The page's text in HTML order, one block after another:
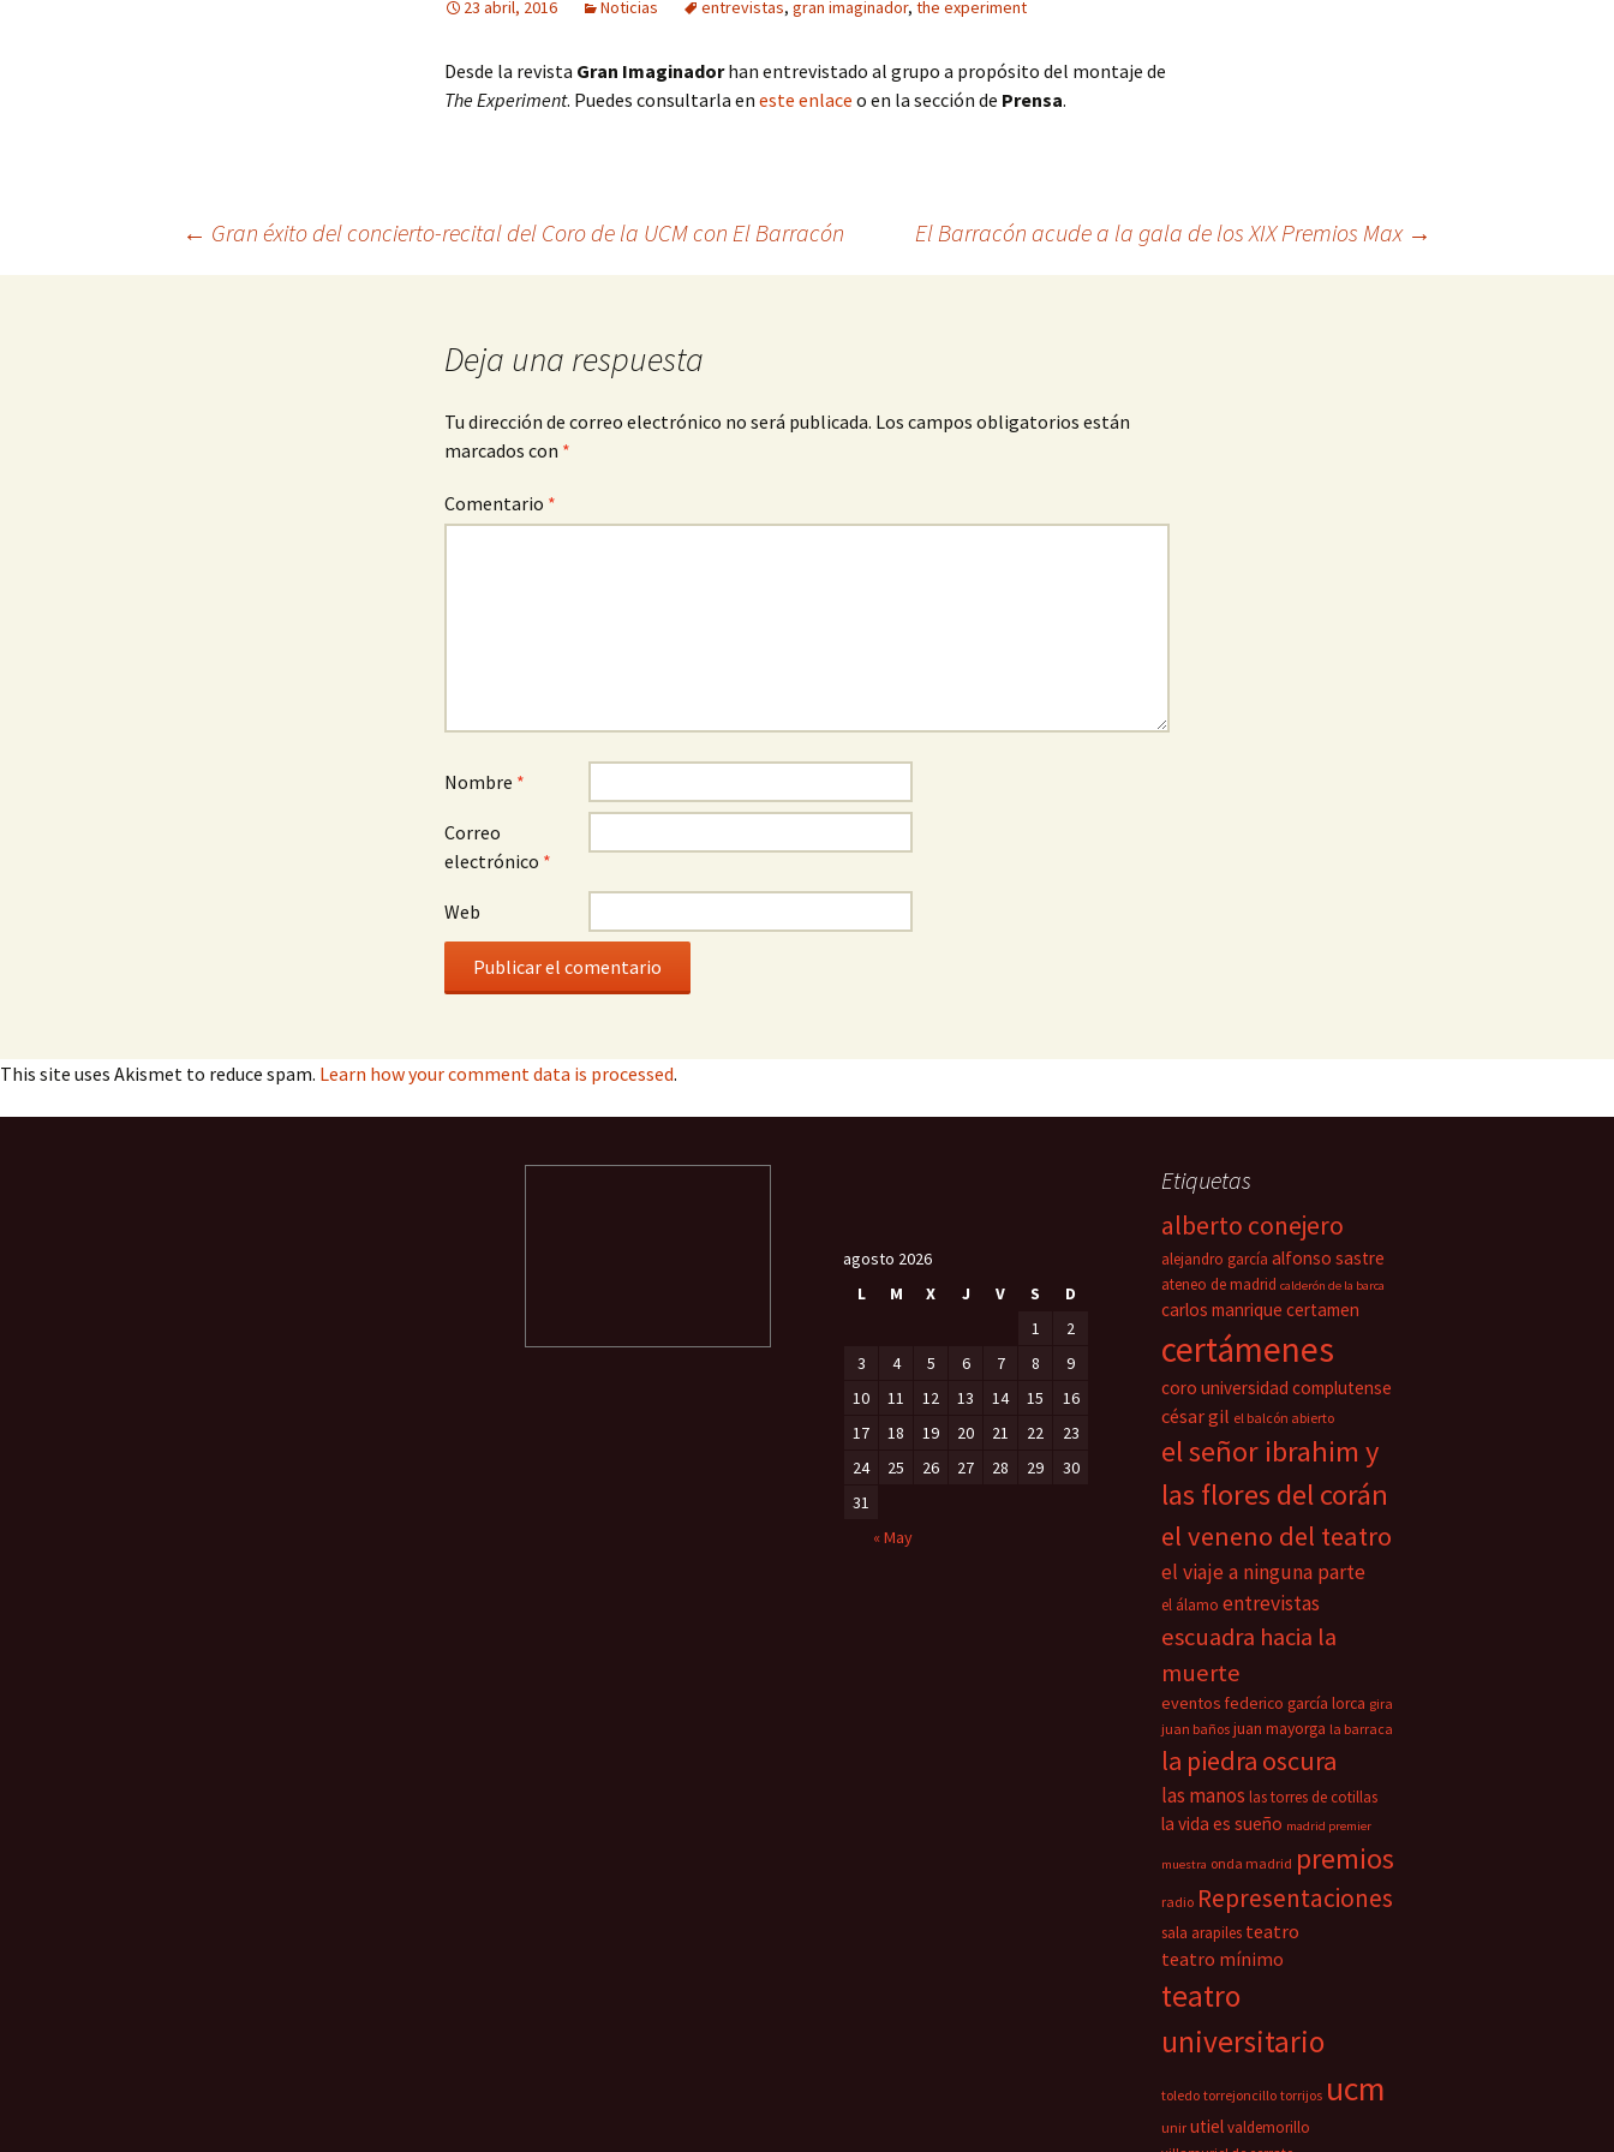
Año 2015
23 abril, 2016 Noticias entrevistas, gran imaginador, the experiment
Desde la revista Gran Imaginadorhan entrevistado al grupo a propósito del montaje de
The Experiment. Puedes consultarla en este enlace o en la sección de Prensa.
Navegación
← Gran éxito del concierto-recital del Coro de la UCM con El Barracón El Barracón acude a la gala de los XIX Premios Max →
Deja una respuesta
Tu dirección de correo electrónico no será publicada. Los campos obligatorios están
marcados con *
Comentario *
Nombre *
Correo
electrónico *
Web
This site uses Akismet to reduce spam. Learn how your comment data is processed.
Etiquetas
alberto conejero
alejandro garcía alfonso sastre
ateneo de madrid calderón de la barca
carlos manrique certamen
certámenes
coro universidad complutense
césar gil el balcón abierto
el señor ibrahim y
las flores del corán
el veneno del teatro
el viaje a ninguna parte
el álamo entrevistas
escuadra hacia la
muerte
eventos federico garcía lorca gira
juan baños juan mayorga la barraca
la piedra oscura
las manos las torres de cotillas
la vida es sueño madrid premier
muestra onda madrid premios
radio Representaciones
sala arapiles teatro
teatro mínimo
teatro
universitario
toledo torrejoncillo torrijos ucm
unir utielvaldemorillo
agosto 2026
L
M X J V S
D
1
2
3
4 5 6 7 8
9
10
11 12 13 14 15
16
17
18 19 20 21 22
23
24
25 26 27 28 29
30
31
« May